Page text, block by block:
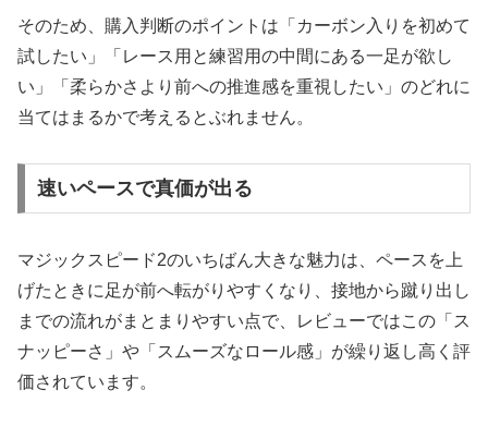
そのため、購入判断のポイントは「カーボン入りを初めて
試したい」「レース用と練習用の中間にある一足が欲し
い」「柔らかさより前への推進感を重視したい」のどれに
当てはまるかで考えるとぶれません。
速いペースで真価が出る
マジックスピード2のいちばん大きな魅力は、ペースを上
げたときに足が前へ転がりやすくなり、接地から蹴り出し
までの流れがまとまりやすい点で、レビューではこの「ス
ナッピーさ」や「スムーズなロール感」が繰り返し高く評
価されています。